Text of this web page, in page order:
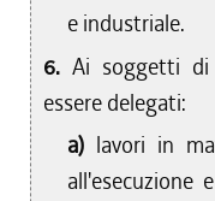
e industriale.
6.Ai soggetti
essere delegati:
a) lavori in
all'esecuzione